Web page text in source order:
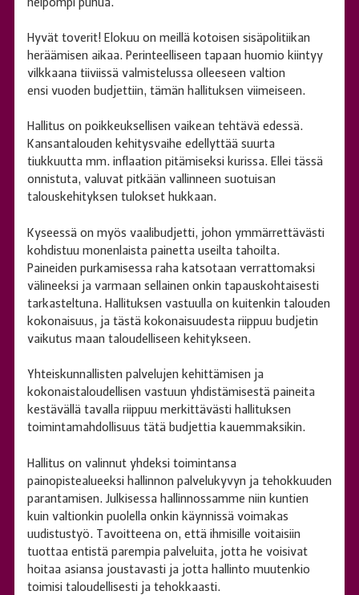
helpompi puhua.
Hyvät toverit! Elokuu on meillä kotoisen sisäpolitiikan
heräämisen aikaa. Perinteelliseen tapaan huomio kiintyy
vilkkaana tiiviissä valmistelussa olleeseen valtion
ensi vuoden budjettiin, tämän hallituksen viimeiseen.
Hallitus on poikkeuksellisen vaikean tehtävä edessä.
Kansantalouden kehitysvaihe edellyttää suurta
tiukkuutta mm. inflaation pitämiseksi kurissa. Ellei tässä
onnistuta, valuvat pitkään vallinneen suotuisan
talouskehityksen tulokset hukkaan.
Kyseessä on myös vaalibudjetti, johon ymmärrettävästi
kohdistuu monenlaista painetta useilta tahoilta.
Paineiden purkamisessa raha katsotaan verrattomaksi
välineeksi ja varmaan sellainen onkin tapauskohtaisesti
tarkasteltuna. Hallituksen vastuulla on kuitenkin talouden
kokonaisuus, ja tästä kokonaisuudesta riippuu budjetin
vaikutus maan taloudelliseen kehitykseen.
Yhteiskunnallisten palvelujen kehittämisen ja
kokonaistaloudellisen vastuun yhdistämisestä paineita
kestävällä tavalla riippuu merkittävästi hallituksen
toimintamahdollisuus tätä budjettia kauemmaksikin.
Hallitus on valinnut yhdeksi toimintansa
painopistealueeksi hallinnon palvelukyvyn ja tehokkuuden
parantamisen. Julkisessa hallinnossamme niin kuntien
kuin valtionkin puolella onkin käynnissä voimakas
uudistustyö. Tavoitteena on, että ihmisille voitaisiin
tuottaa entistä parempia palveluita, jotta he voisivat
hoitaa asiansa joustavasti ja jotta hallinto muutenkio
toimisi taloudellisesti ja tehokkaasti.